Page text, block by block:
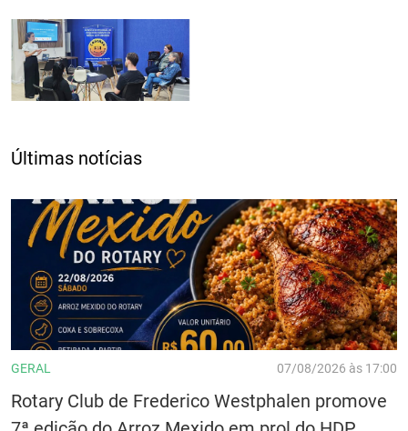
Últimas notícias
GERAL 07/08/2026 às 17:00
Rotary Club de Frederico Westphalen promove